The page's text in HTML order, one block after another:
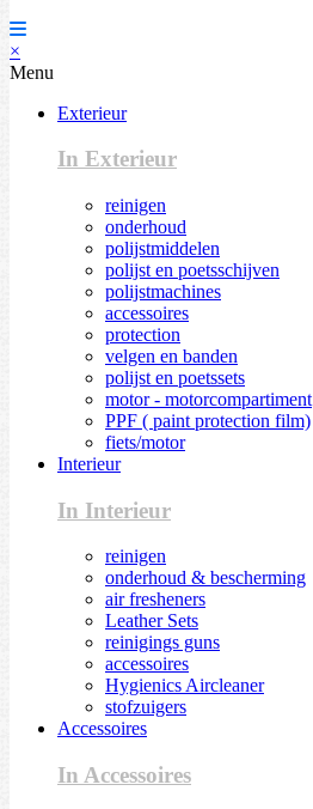
×
Menu
Exterieur
In Exterieur
reinigen
onderhoud
polijstmiddelen
polijst en poetsschijven
polijstmachines
accessoires
protection
velgen en banden
polijst en poetssets
motor - motorcompartiment
PPF ( paint protection film)
fiets/motor
Interieur
In Interieur
reinigen
onderhoud & bescherming
air fresheners
Leather Sets
reinigings guns
accessoires
Hygienics Aircleaner
stofzuigers
Accessoires
In Accessoires